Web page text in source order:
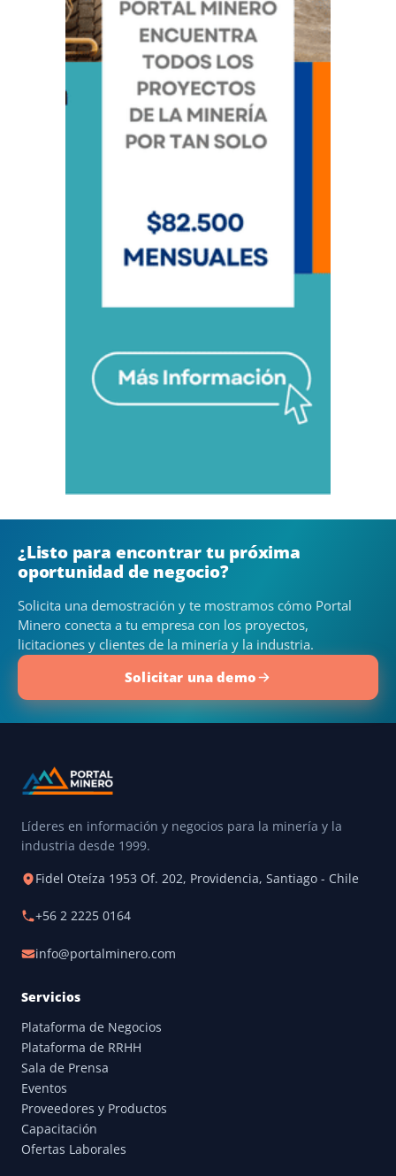
¿Listo para encontrar tu próxima
oportunidad de negocio?
Solicita una demostración y te mostramos cómo Portal
Minero conecta a tu empresa con los proyectos,
licitaciones y clientes de la minería y la industria.
Solicitar una demo
Líderes en información y negocios para la minería y la
industria desde 1999.
Fidel Oteíza 1953 Of. 202, Providencia, Santiago - Chile
+56 2 2225 0164
info@portalminero.com
Servicios
Plataforma de Negocios
Plataforma de RRHH
Sala de Prensa
Eventos
Proveedores y Productos
Capacitación
Ofertas Laborales